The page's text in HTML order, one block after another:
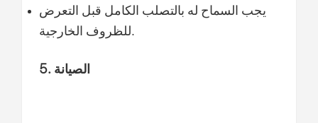
يجب السماح له بالتصلب الكامل قبل التعرض
5. الصيانة